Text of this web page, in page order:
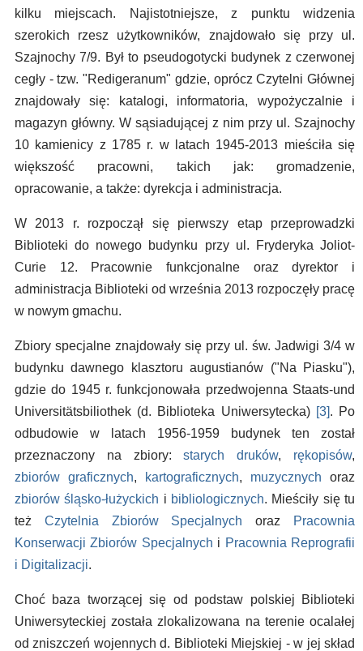
kilku miejscach. Najistotniejsze, z punktu widzenia
szerokich rzesz użytkowników, znajdowało się przy ul.
Szajnochy 7/9. Był to pseudogotycki budynek z czerwonej
cegły - tzw. "Redigeranum" gdzie, oprócz Czytelni Głównej
znajdowały się: katalogi, informatoria, wypożyczalnie i
magazyn główny. W sąsiadującej z nim przy ul. Szajnochy
10 kamienicy z 1785 r. w latach 1945-2013 mieściła się
większość pracowni, takich jak: gromadzenie,
opracowanie, a także: dyrekcja i administracja.
W 2013 r. rozpoczął się pierwszy etap przeprowadzki
Biblioteki do nowego budynku przy ul. Fryderyka Joliot-
Curie 12. Pracownie funkcjonalne oraz dyrektor i
administracja Biblioteki od września 2013 rozpoczęły pracę
w nowym gmachu.
Zbiory specjalne znajdowały się przy ul. św. Jadwigi 3/4 w
budynku dawnego klasztoru augustianów ("Na Piasku"),
gdzie do 1945 r. funkcjonowała przedwojenna Staats-und
Universitätsbiliothek (d. Biblioteka Uniwersytecka) [3]. Po
odbudowie w latach 1956-1959 budynek ten został
przeznaczony na zbiory:starych druków, rękopisów,
zbiorów graficznych, kartograficznych, muzycznych oraz
zbiorów śląsko-łużyckich i bibliologicznych. Mieściły się tu
też Czytelnia Zbiorów Specjalnych oraz
Pracownia
Konserwacji Zbiorów Specjalnych i Pracownia Reprografii
i Digitalizacji.
Choć baza tworzącej się od podstaw polskiej Biblioteki
Uniwersyteckiej została zlokalizowana na terenie ocalałej
od zniszczeń wojennych d. Biblioteki Miejskiej - w jej skład